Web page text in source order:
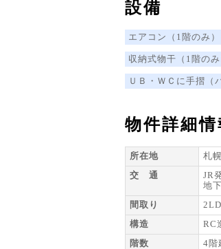
設備
エアコン（1階のみ）
収納式物干（1階のみ
ＵＢ・ＷＣに手摺（
物件詳細情
所在地
札
交 通
JR
地
間取り
構造
RC
階数
4階